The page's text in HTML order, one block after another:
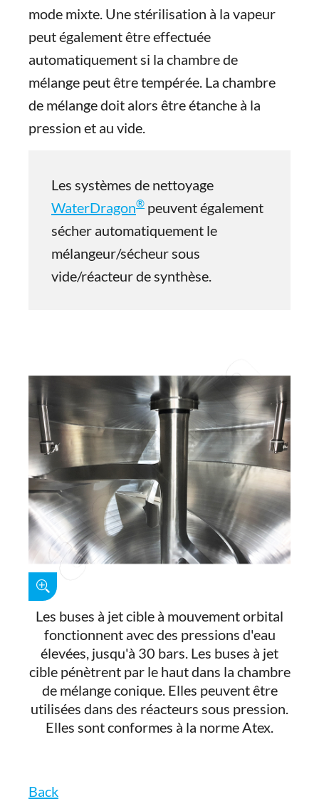
mode mixte. Une stérilisation à la vapeur
peut également être effectuée
automatiquement si la chambre de
mélange peut être tempérée. La chambre
de mélange doit alors être étanche à la
pression et au vide.
Les systèmes de nettoyage
WaterDragon® peuvent également
sécher automatiquement le
mélangeur/sécheur sous
vide/réacteur de synthèse.
Les buses à jet cible à mouvement orbital
fonctionnent avec des pressions d'eau
élevées, jusqu'à 30 bars. Les buses à jet
cible pénètrent par le haut dans la chambre
de mélange conique. Elles peuvent être
utilisées dans des réacteurs sous pression.
Elles sont conformes à la norme Atex.
Back